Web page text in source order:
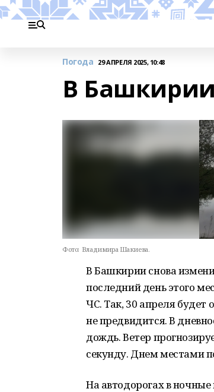
Погода 29 АПРЕЛЯ 2025, 10:48
В Башкирии
Фото: Владимира Шакиева.
В Башкирии снова
последний день этого
ЧС. Так, 30 апреля будет
не предвидится. В
дождь. Ветер
секунду. Днем местами
На автодорогах в